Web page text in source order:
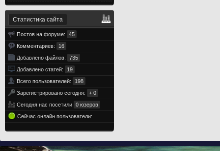
Статистика сайта
Постов на форуме:
45
Комментариев:
16
Добавлено файлов:
735
Добавлено статей:
19
Всего пользователей:
198
Зарегистрировано сегодня:
+ 0
Сегодня нас посетили 0 юзеров
Сейчас онлайн пользователи: